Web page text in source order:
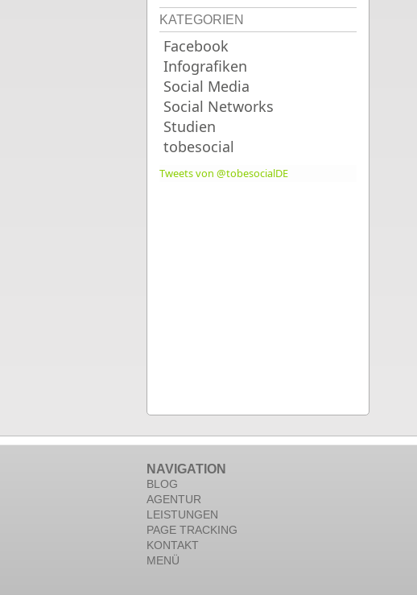
KATEGORIEN
Facebook
Infografiken
Social Media
Social Networks
Studien
tobesocial
Tweets von @tobesocialDE
NAVIGATION
BLOG
AGENTUR
LEISTUNGEN
PAGE TRACKING
KONTAKT
MENÜ